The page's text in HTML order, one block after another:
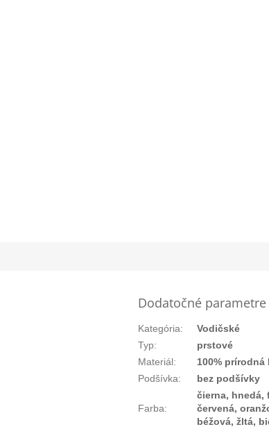
Dodatočné parametre
Kategória:
Vodičské
Typ:
prstové
Materiál:
100% prírodná
Podšívka: bez podšívky
Farba:
čierna, hnedá,
červená,
béžová, žltá,